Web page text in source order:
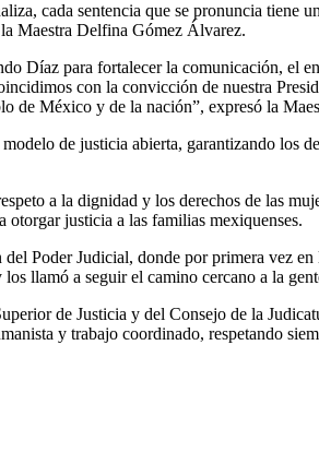
cada sentencia que se pronuncia tiene
Maestra Delfina Gómez Álvarez.
Díaz para fortalecer la comunicación, el
con la convicción de nuestra
de México y de la nación”, expresó la
de justicia abierta, garantizando
a la dignidad y los derechos de las
otorgar justicia a las familias mexiquenses.
Poder Judicial, donde por primera vez
llamó a seguir el camino cercano a la
de Justicia y del Consejo de la
y trabajo coordinado, respetando